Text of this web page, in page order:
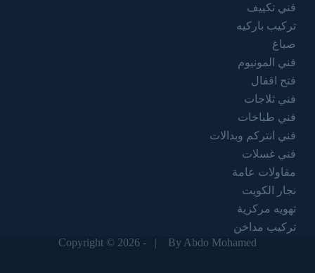
فني تكييف
تركيب باركيه
صباغ
فني المونيوم
فتح اقفال
فني ثلاجات
فني طباخات
فني انتركم وبدالات
فني غسلات
مقاولات عامة
نجار الكويت
تهويه مركزية
تركيب مداخن
Copyright © 2026 - | By Abdo Mohamed